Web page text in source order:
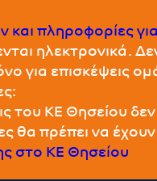
και πληροφορίες
ηλεκτρονικά.
για επισκέψεις
του ΚΕ Θησείου
θα πρέπει να
στο ΚΕ Θησείου